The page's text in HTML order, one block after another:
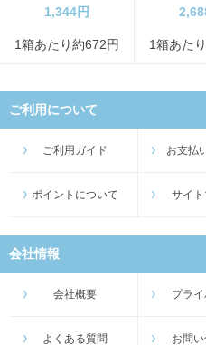
1,344円
1箱あたり約672円 1箱あた
ご利用について
ご利用ガイド お支払
ポイントについて サイ
会社情報
会社概要 プラ
よくある質問 お問